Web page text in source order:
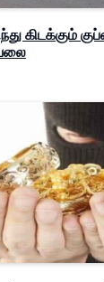
கிடக்கும்